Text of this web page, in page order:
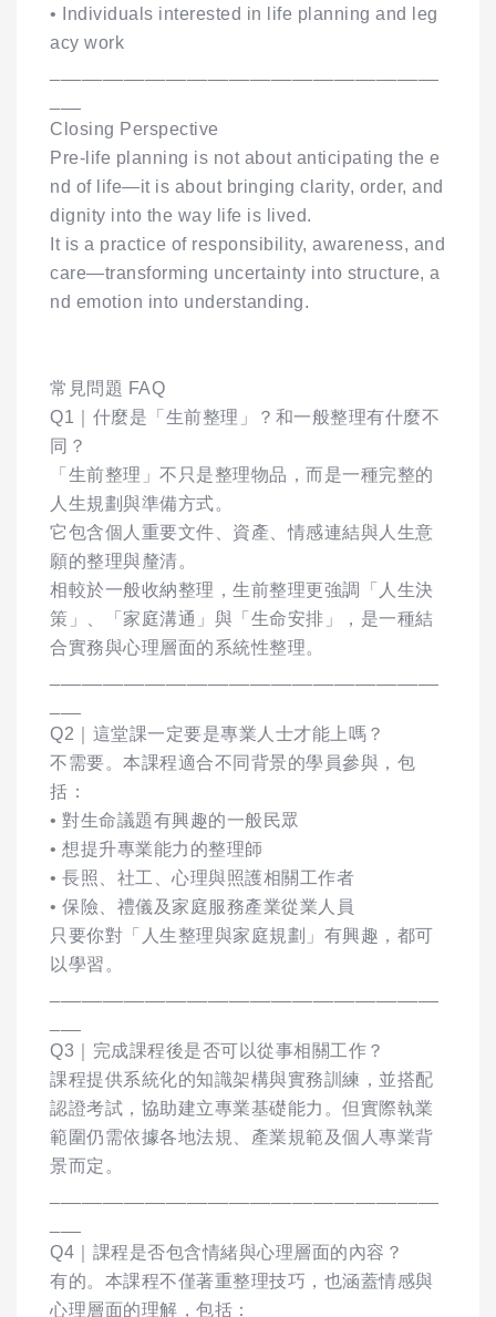
• Individuals interested in life planning and leg
acy work
Closing Perspective
Pre-life planning is not about anticipating the e
nd of life—it is about bringing clarity, order, and
dignity into the way life is lived.
It is a practice of responsibility, awareness, and
care—transforming uncertainty into structure, a
nd emotion into understanding.
常見問題 FAQ
Q1｜什麼是「生前整理」？和一般整理有什麼不
同？
「生前整理」不只是整理物品，而是一種完整的
人生規劃與準備方式。
它包含個人重要文件、資產、情感連結與人生意
願的整理與釐清。
相較於一般收納整理，生前整理更強調「人生決
策」、「家庭溝通」與「生命安排」，是一種結
合實務與心理層面的系統性整理。
Q2｜這堂課一定要是專業人士才能上嗎？
不需要。本課程適合不同背景的學員參與，包
括：
• 對生命議題有興趣的一般民眾
• 想提升專業能力的整理師
• 長照、社工、心理與照護相關工作者
• 保險、禮儀及家庭服務產業從業人員
只要你對「人生整理與家庭規劃」有興趣，都可
以學習。
Q3｜完成課程後是否可以從事相關工作？
課程提供系統化的知識架構與實務訓練，並搭配
認證考試，協助建立專業基礎能力。但實際執業
範圍仍需依據各地法規、產業規範及個人專業背
景而定。
Q4｜課程是否包含情緒與心理層面的內容？
有的。本課程不僅著重整理技巧，也涵蓋情感與
心理層面的理解，包括：